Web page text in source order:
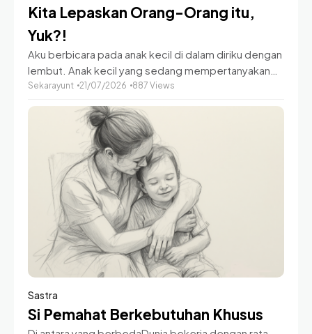
Kita Lepaskan Orang-Orang itu,
Yuk?!
Aku berbicara pada anak kecil di dalam diriku dengan
lembut. Anak kecil yang sedang mempertanyakan
kok bisa ada manusia yang terlihat baik namun
Sekarayunt 21/07/2026 887 Views
Sastra
Si Pemahat Berkebutuhan Khusus